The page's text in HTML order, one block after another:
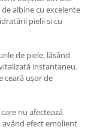
albine cu excelente
pielii si cu
de piele, lăsând
instantaneu.
ceară ușor de
nu afectează
efect emolient